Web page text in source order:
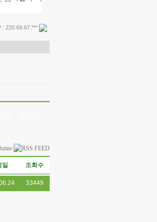
: 220.69.67.***
일 조회수
33449